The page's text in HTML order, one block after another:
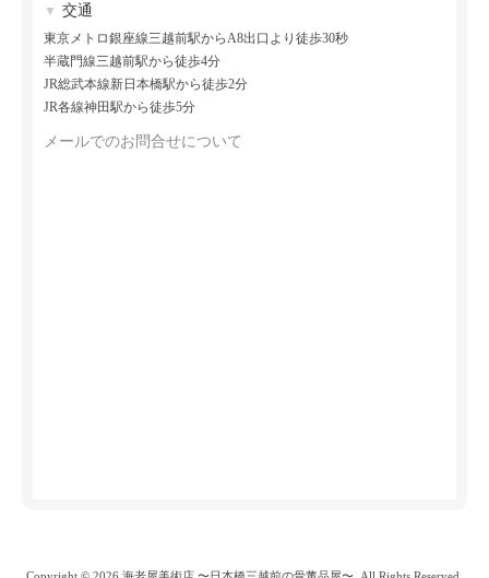
▼ 交通
東京メトロ銀座線三越前駅からA8出口より徒歩30秒
半蔵門線三越前駅から徒歩4分
JR総武本線新日本橋駅から徒歩2分
JR各線神田駅から徒歩5分
メールでのお問合せについて